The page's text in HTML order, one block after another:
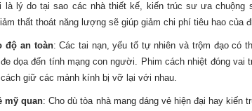
là lý do tại sao các nhà thiết kế, kiến trúc sư ưa chuộng
thất thoát năng lượng sẽ giúp giảm chi phí tiêu hao của
độ an toàn: Các tai nạn, yếu tố tự nhiên và trộm đạo có
dọa đến tính mạng con người. Phim cách nhiệt đóng vai
cách giữ các mảnh kính bị vỡ lại với nhau.
mỹ quan:Cho dù tòa nhà mang dáng vẻ hiện đại hay kiến